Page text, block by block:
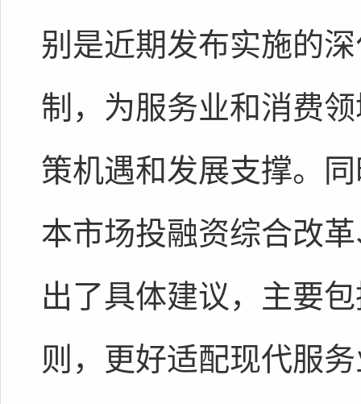
别是近期发布实施的
制，为服务业和消费
策机遇和发展支撑。
本市场投融资综合改
出了具体建议，主要
则，更好适配现代服